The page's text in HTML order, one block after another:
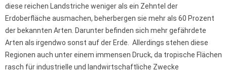
diese reichen Landstriche weniger als ein Zehntel der
Erdoberfläche ausmachen, beherbergen sie mehr als 60 Prozent
der bekannten Arten. Darunter befinden sich mehr gefährdete
Arten als irgendwo sonst auf der Erde. Allerdings stehen diese
Regionen auch unter einem immensen Druck, da tropische Flächen
rasch für industrielle und landwirtschaftliche Zwecke